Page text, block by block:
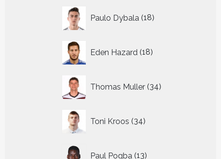
Paulo Dybala 18
producten
Eden Hazard 18
producten
Thomas Muller 34
producten
Toni Kroos 34
producten
Paul Pogba 13